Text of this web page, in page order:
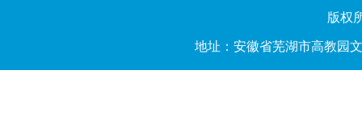
版权
地址：安徽省芜湖市高教园